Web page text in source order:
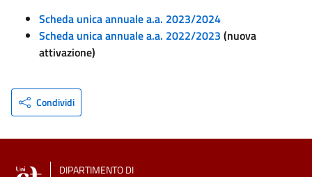
Scheda unica annuale a.a. 2023/2024
Scheda unica annuale a.a. 2022/2023 (nuova
attivazione)
Condividi
DIPARTIMENTO DI